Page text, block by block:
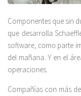
Componentes que sin
que desarrolla
software, como parte
del mañana. Y en el
operaciones.
Compañías con más